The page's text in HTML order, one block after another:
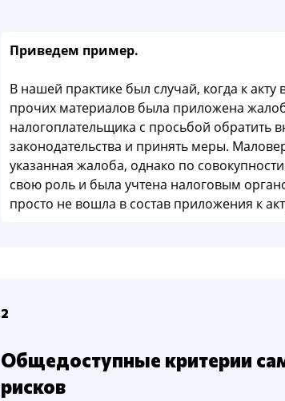
Приведем пример.
В нашей практике был случай, когда к
прочих материалов была приложена
налогоплательщика с просьбой обратить
законодательства и принять меры.
указанная жалоба, однако по
свою роль и была учтена налоговым
просто не вошла в состав приложения к
2
Общедоступные критерии
рисков